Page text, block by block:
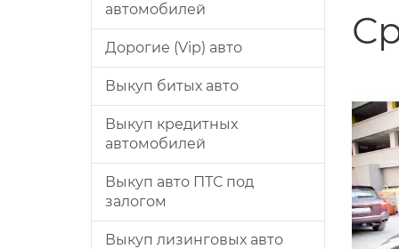
автомобилей
Дорогие (Vip) авто
Выкуп битых авто
Выкуп кредитных
автомобилей
Выкуп авто ПТС под
залогом
Выкуп лизинговых авто